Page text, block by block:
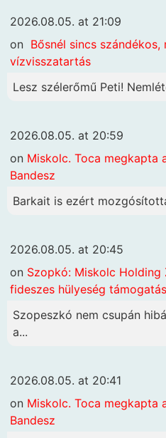
2026.08.05. at 21:09
on Bősnél sincs szándékos,
vízvisszatartás
Lesz szélerőmű Peti!
2026.08.05. at 20:59
on Miskolc. Toca megkapta
Bandesz
Barkait is ezért
2026.08.05. at 20:45
on Szopkó: Miskolc
fideszes hülyeség
Szopeszkó nem csupán
a...
2026.08.05. at 20:41
on Miskolc. Toca megkapta
Bandesz